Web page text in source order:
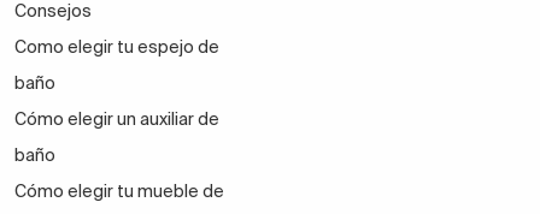
Consejos
Como elegir tu espejo de
baño
Cómo elegir un auxiliar de
baño
Cómo elegir tu mueble de